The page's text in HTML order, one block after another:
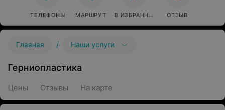
ТЕЛЕФОНЫ МАРШРУТ В ИЗБРАННОЕ ОТЗЫВ
Главная / Наши услуги
Герниопластика
Цены Отзывы На карте